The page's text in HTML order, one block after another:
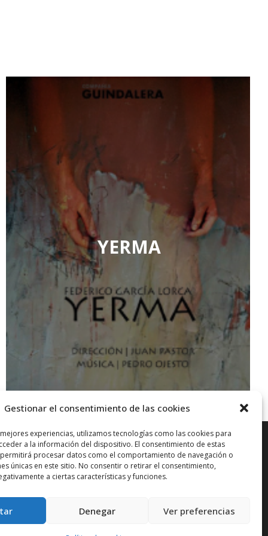
Gestionar el consentimiento de las cookies
experiencias, utilizamos tecnologías como las cookies para
a la información del dispositivo. El consentimiento de estas
procesar datos como el comportamiento de navegación o
únicas en este sitio. No consentir o retirar el consentimiento,
a ciertas características y funciones.
Denegar Ver preferencias
YERMA